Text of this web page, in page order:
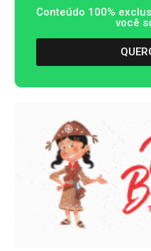
Conteúdo 100%
você